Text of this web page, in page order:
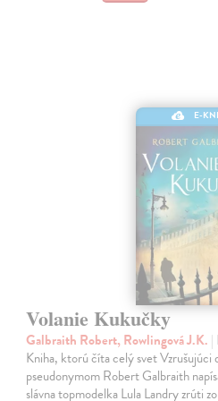
E-
Volanie Kukučky
Galbraith Robert, Rowlingová J.K. |
Kniha, ktorú číta celý svet
pseudonymom Robert Galbraith
slávna topmodelka Lula Landry zrúti